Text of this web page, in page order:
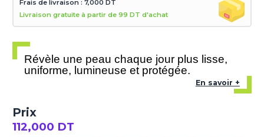
Frais de livraison : 7,000 DT
Livraison gratuite à partir de 99 DT d'achat
Révèle une peau chaque jour plus lisse,
uniforme, lumineuse et protégée.
En savoir +
Prix
112,000 DT